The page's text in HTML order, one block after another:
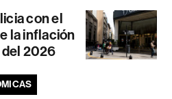
con el
la inflación
del 2026